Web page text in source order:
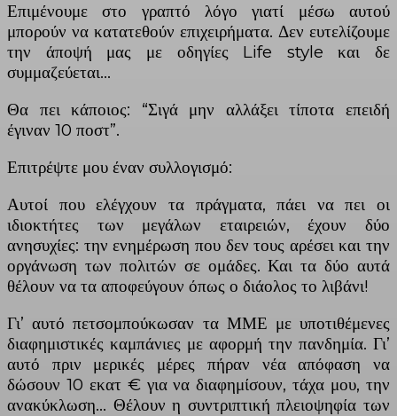
Επιμένουμε στο γραπτό λόγο γιατί μέσω αυτού
μπορούν να κατατεθούν επιχειρήματα. Δεν ευτελίζουμε
την άποψή μας με οδηγίες Life style και δε
συμμαζεύεται…
Θα πει κάποιος: “Σιγά μην αλλάξει τίποτα επειδή
έγιναν 10 ποστ”.
Επιτρέψτε μου έναν συλλογισμό:
Αυτοί που ελέγχουν τα πράγματα, πάει να πει οι
ιδιοκτήτες των μεγάλων εταιρειών, έχουν δύο
ανησυχίες: την ενημέρωση που δεν τους αρέσει και την
οργάνωση των πολιτών σε ομάδες. Και τα δύο αυτά
θέλουν να τα αποφεύγουν όπως ο διάολος το λιβάνι!
Γι’ αυτό πετσομπούκωσαν τα ΜΜΕ με υποτιθέμενες
διαφημιστικές καμπάνιες με αφορμή την πανδημία. Γι’
αυτό πριν μερικές μέρες πήραν νέα απόφαση να
δώσουν 10 εκατ € για να διαφημίσουν, τάχα μου, την
ανακύκλωση… Θέλουν η συντριπτική πλειοψηφία των